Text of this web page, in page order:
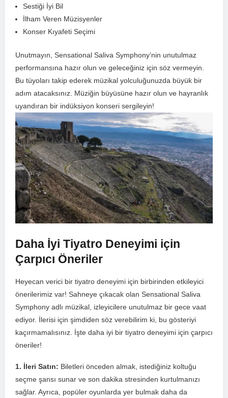
Sestiği İyi Bil
İlham Veren⁣ Müzisyenler
Konser Kıyafeti Seçimi
Unutmayın, Sensational Saliva Symphony’nin⁢ unutulmaz
performansına hazır ⁤olun ve geleceğiniz için söz vermeyin.
Bu tüyoları takip ederek müzikal yolculuğunuzda büyük bir
adım atacaksınız. Müziğin büyüsüne hazır olun​ ve hayranlık
uyandıran bir indüksiyon konseri sergileyin!
Daha İyi ⁢Tiyatro ​Deneyimi için
Çarpıcı Öneriler
Heyecan verici bir tiyatro deneyimi​ için birbirinden etkileyici
önerilerimiz var! Sahneye çıkacak olan Sensational Saliva
Symphony adlı​ müzikal, izleyicilere unutulmaz⁤ bir gece vaat
ediyor. İlerisi için‍ şimdiden söz verebilirim ki, bu gösteriyi
kaçırmamalısınız. ​İşte daha iyi bir tiyatro deneyimi ‌için çarpıcı
öneriler!
1. İleri Satın:​ ⁣Biletleri önceden almak, istediğiniz koltuğu
seçme‌ şansı sunar ve son dakika stresinden kurtulmanızı
sağlar. Ayrıca, popüler oyunlarda yer bulmak daha da